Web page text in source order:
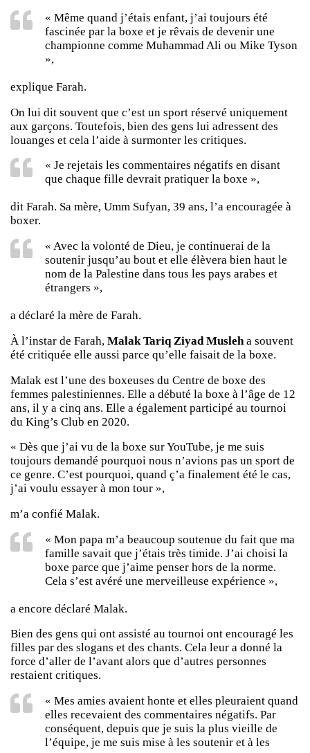
« Même quand j’étais enfant, j’ai toujours été
fascinée par la boxe et je rêvais de devenir une
championne comme Muhammad Ali ou Mike Tyson
»,
explique Farah.
On lui dit souvent que c’est un sport réservé uniquement
aux garçons. Toutefois, bien des gens lui adressent des
louanges et cela l’aide à surmonter les critiques.
« Je rejetais les commentaires négatifs en disant
que chaque fille devrait pratiquer la boxe »,
dit Farah. Sa mère, Umm Sufyan, 39 ans, l’a encouragée à
boxer.
« Avec la volonté de Dieu, je continuerai de la
soutenir jusqu’au bout et elle élèvera bien haut le
nom de la Palestine dans tous les pays arabes et
étrangers »,
a déclaré la mère de Farah.
À l’instar de Farah, Malak Tariq Ziyad Musleha souvent
été critiquée elle aussi parce qu’elle faisait de la boxe.
Malak est l’une des boxeuses du Centre de boxe des
femmes palestiniennes. Elle a débuté la boxe à l’âge de 12
ans, il y a cinq ans. Elle a également participé au tournoi
du King’s Club en 2020.
« Dès que j’ai vu de la boxe sur YouTube, je me suis
toujours demandé pourquoi nous n’avions pas un sport de
ce genre. C’est pourquoi, quand ç’a finalement été le cas,
j’ai voulu essayer à mon tour »,
m’a confié Malak.
« Mon papa m’a beaucoup soutenue du fait que ma
famille savait que j’étais très timide. J’ai choisi la
boxe parce que j’aime penser hors de la norme.
Cela s’est avéré une merveilleuse expérience »,
a encore déclaré Malak.
Bien des gens qui ont assisté au tournoi ont encouragé les
filles par des slogans et des chants. Cela leur a donné la
force d’aller de l’avant alors que d’autres personnes
restaient critiques.
« Mes amies avaient honte et elles pleuraient quand
elles recevaient des commentaires négatifs. Par
conséquent, depuis que je suis la plus vieille de
l’équipe, je me suis mise à les soutenir et à les